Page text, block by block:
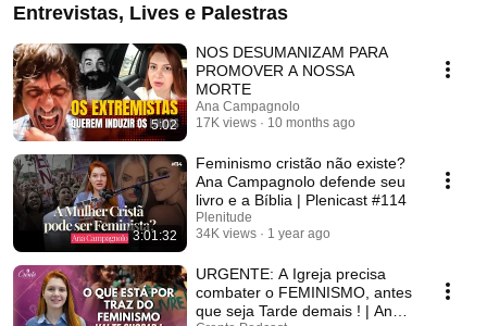
Entrevistas, Lives e Palestras
5:02
NOS DESUMANIZAM PARA
PROMOVER A NOSSA
MORTE
Ana Campagnolo
17K views
10 months ago
3:01:32
Feminismo cristão não existe?
Ana Campagnolo defende seu
livro e a Bíblia | Plenicast #114
Plenitude
34K views
1 year ago
URGENTE: A Igreja precisa
combater o FEMINISMO, antes
que seja Tarde demais ! | Ana